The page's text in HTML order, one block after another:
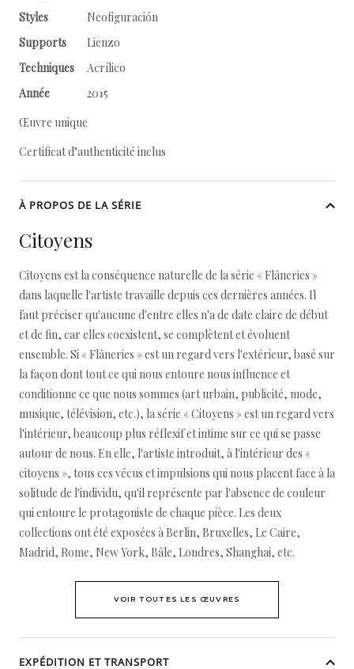
Styles
Neofiguración
Supports
Lienzo
Techniques
Acrílico
Année
2015
Œuvre unique
Certificat d’authenticité inclus
À PROPOS DE LA SÉRIE
Citoyens
Citoyens est la conséquence naturelle de la série « Flâneries »
dans laquelle l'artiste travaille depuis ces dernières années. Il
faut préciser qu'aucune d'entre elles n'a de date claire de début
et de fin, car elles coexistent, se complètent et évoluent
ensemble. Si « Flâneries » est un regard vers l'extérieur, basé sur
la façon dont tout ce qui nous entoure nous influence et
conditionne ce que nous sommes (art urbain, publicité, mode,
musique, télévision, etc.), la série « Citoyens » est un regard vers
l'intérieur, beaucoup plus réflexif et intime sur ce qui se passe
autour de nous. En elle, l'artiste introduit, à l'intérieur des «
citoyens », tous ces vécus et impulsions qui nous placent face à la
solitude de l'individu, qu'il représente par l'absence de couleur
qui entoure le protagoniste de chaque pièce. Les deux
collections ont été exposées à Berlin, Bruxelles, Le Caire,
Madrid, Rome, New York, Bâle, Londres, Shanghai, etc.
VOIR TOUTES LES ŒUVRES
EXPÉDITION ET TRANSPORT